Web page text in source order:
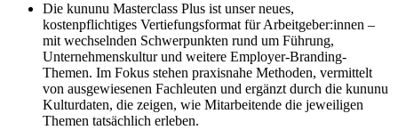
Die kununu Masterclass Plus ist unser neues,
kostenpflichtiges Vertiefungsformat für Arbeitgeber:innen –
mit wechselnden Schwerpunkten rund um Führung,
Unternehmenskultur und weitere Employer-Branding-
Themen. Im Fokus stehen praxisnahe Methoden, vermittelt
von ausgewiesenen Fachleuten und ergänzt durch die kununu
Kulturdaten, die zeigen, wie Mitarbeitende die jeweiligen
Themen tatsächlich erleben.